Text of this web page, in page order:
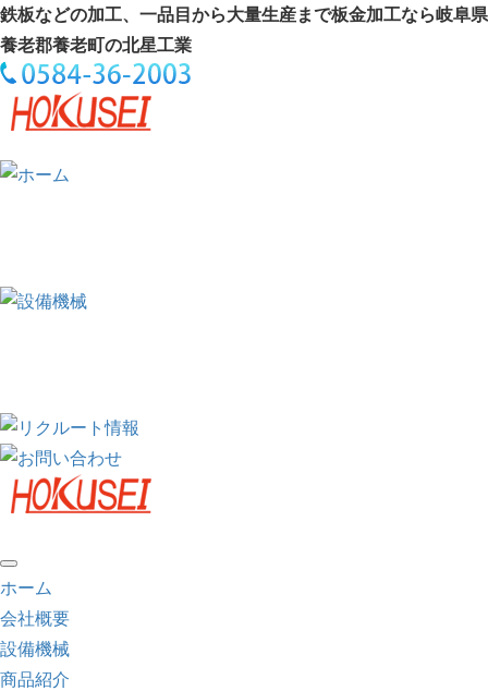
鉄板などの加工、一品目から大量生産まで板金加工なら岐阜県
養老郡養老町の北星工業
ホーム
会社概要
設備機械
商品紹介